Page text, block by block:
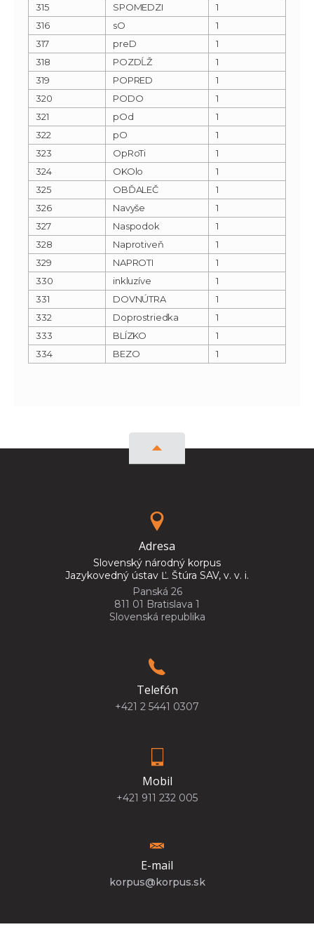
315
SPOMEDZI
1
316
sO
1
317
preD
1
318
POZDĹŽ
1
319
POPRED
1
320
PODO
1
321
pOd
1
322
pO
1
323
OpRoTi
1
324
OKOlo
1
325
OBĎALEČ
1
326
Navyše
1
327
Naspodok
1
328
Naprotiveň
1
329
NAPROTI
1
330
inkluzíve
1
331
DOVNÚTRA
1
332
Doprostriedka
1
333
BLÍZKO
1
334
BEZO 1
Adresa
Slovenský národný korpus
Jazykovedný ústav Ľ. Štúra SAV, v. v. i.
Panská 26
811 01 Bratislava 1
Slovenská republika
Telefón
+421 2 5441 0307
Mobil
+421 911 232 005
E-mail
korpus@korpus.sk